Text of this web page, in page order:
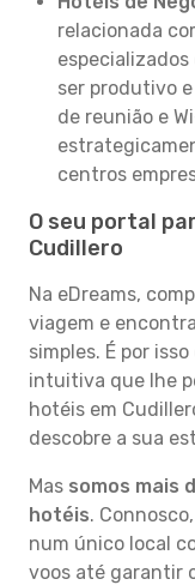
relacionada
ser produtivo
de reunião e
centros
O seu portal
Cudillero
Na eDreams,
viagem e
simples. É por
intuitiva que lhe
hotéis em
descobre a sua
Mas somos mais
hotéis.
num único local
voos até garantir